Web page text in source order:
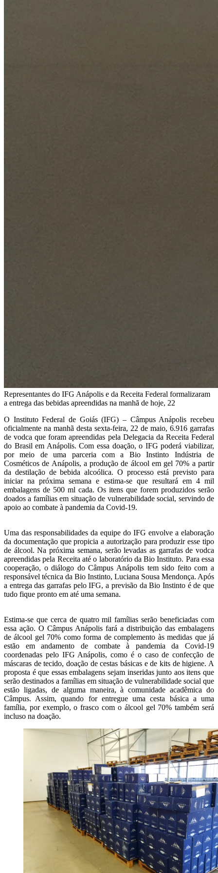
Representantes do IFG Anápolis e da Receita Federal formalizaram
a entrega das bebidas apreendidas na manhã de hoje, 22
O Instituto Federal de Goiás (IFG) – Câmpus Anápolis recebeu
oficialmente na manhã desta sexta-feira, 22 de maio, 6.916 garrafas
de vodca que foram apreendidas pela Delegacia da Receita Federal
do Brasil em Anápolis. Com essa doação, o IFG poderá viabilizar,
por meio de uma parceria com a Bio Instinto Indústria de
Cosméticos de Anápolis, a produção de álcool em gel 70% a partir
da destilação de bebida alcoólica. O processo está previsto para
iniciar na próxima semana e estima-se que resultará em 4 mil
embalagens de 500 ml cada. Os itens que forem produzidos serão
doados a famílias em situação de vulnerabilidade social, servindo de
apoio ao combate à pandemia da Covid-19.
Uma das responsabilidades da equipe do IFG envolve a elaboração
da documentação que propicia a autorização para produzir esse tipo
de álcool. Na próxima semana, serão levadas as garrafas de vodca
apreendidas pela Receita até o laboratório da Bio Instituto. Para essa
cooperação, o diálogo do Câmpus Anápolis tem sido feito com a
responsável técnica da Bio Instinto, Luciana Sousa Mendonça. Após
a entrega das garrafas pelo IFG, a previsão da Bio Instinto é de que
tudo fique pronto em até uma semana.
Estima-se que cerca de quatro mil famílias serão beneficiadas com
essa ação. O Câmpus Anápolis fará a distribuição das embalagens
de álcool gel 70% como forma de complemento às medidas que já
estão em andamento de combate à pandemia da Covid-19
coordenadas pelo IFG Anápolis, como é o caso de confecção de
máscaras de tecido, doação de cestas básicas e de kits de higiene. A
proposta é que essas embalagens sejam inseridas junto aos itens que
serão destinados a famílias em situação de vulnerabilidade social que
estão ligadas, de alguma maneira, à comunidade acadêmica do
Câmpus. Assim, quando for entregue uma cesta básica a uma
família, por exemplo, o frasco com o álcool gel 70% também será
incluso na doação.